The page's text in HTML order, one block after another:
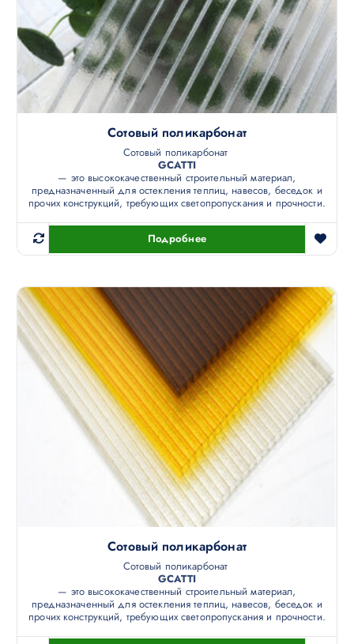
Сотовый поликарбонат
Сотовый поликарбонат
GCATTI
— это высококачественный строительный материал,
предназначенный для остекления теплиц, навесов, беседок и
прочих конструкций, требующих светопропускания и прочности.
Подробнее
Сотовый поликарбонат
Сотовый поликарбонат
GCATTI
— это высококачественный строительный материал,
предназначенный для остекления теплиц, навесов, беседок и
прочих конструкций, требующих светопропускания и прочности.